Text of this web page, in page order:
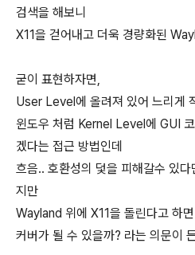
검색을 해보니
X11을 걷어내고 더욱 경량화된
굳이 표현하자면,
User Level에 올려져 있어 느리게
윈도우 처럼 Kernel Level에 GUI
겠다는 접근 방법인데
흐음.. 호환성의 덫을 피해갈수 있
지만
Wayland 위에 X11을 돌린다고 하
커버가 될 수 있을까? 라는 의문이